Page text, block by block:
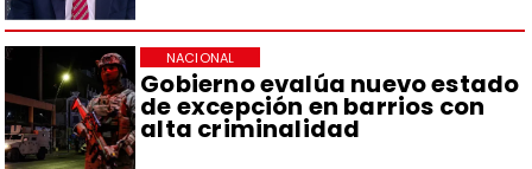
Gobierno evalúa nuevo estado
de excepción en barrios con
alta criminalidad
NACIONAL